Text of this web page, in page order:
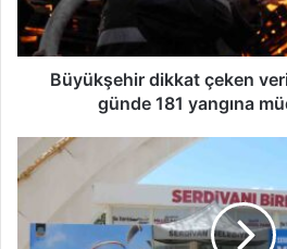
günde
181
yangınaBüyükşehir dikkat çeken
günde 181 yangına
Serdivan'da
Yaz
dolu
geçecek